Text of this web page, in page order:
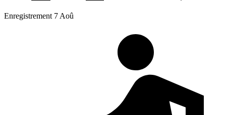
Enregistrement 7 Aoû